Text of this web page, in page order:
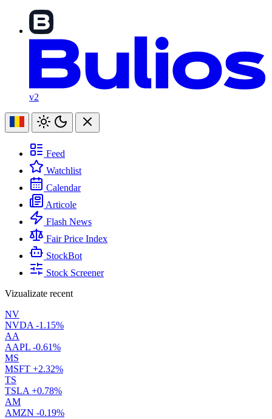
v2
Feed
Watchlist
Calendar
Articole
Flash News
Fair Price Index
StockBot
Stock Screener
Vizualizate recent
NV
NVDA -1.15%
AA
AAPL -0.61%
MS
MSFT +2.32%
TS
TSLA +0.78%
AM
AMZN -0.19%